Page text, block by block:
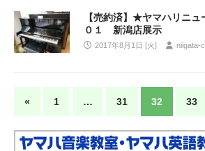
【売約済】★ヤマハリニ
０１ 新潟店展示
2017年8月1日 [火] niigata-c
« 1 … 31 32 33